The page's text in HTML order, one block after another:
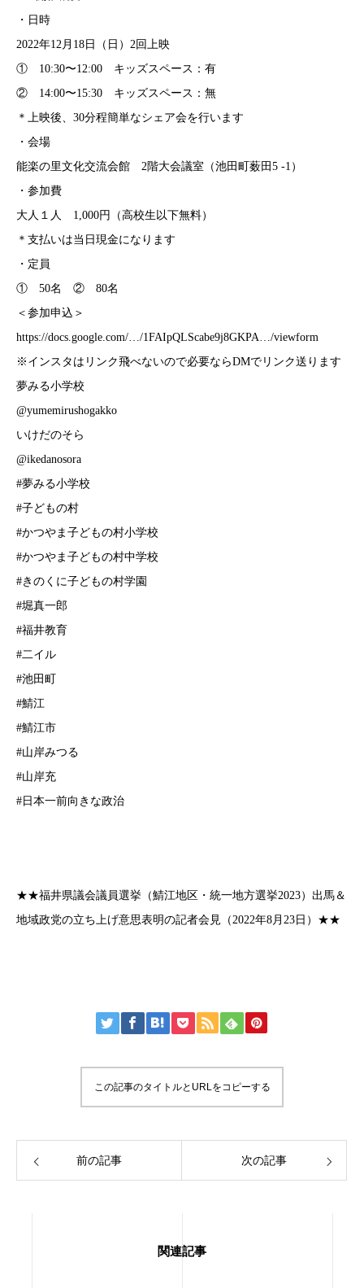
・日時
2022年12月18日（日）2回上映
① 10:30〜12:00 キッズスペース：有
② 14:00〜15:30 キッズスペース：無
＊上映後、30分程簡単なシェア会を行います
・会場
能楽の里文化交流会館 2階大会議室（池田町薮田5 -1）
・参加費
大人１人 1,000円（高校生以下無料）
＊支払いは当日現金になります
・定員
① 50名 ② 80名
＜参加申込＞
https://docs.google.com/…/1FAIpQLScabe9j8GKPA…/viewform
※インスタはリンク飛べないので必要ならDMでリンク送ります
夢みる小学校
@yumemirushogakko
いけだのそら
@ikedanosora
#夢みる小学校
#子どもの村
#かつやま子どもの村小学校
#かつやま子どもの村中学校
#きのくに子どもの村学園
#堀真一郎
#福井教育
#二イル
#池田町
#鯖江
#鯖江市
#山岸みつる
#山岸充
#日本一前向きな政治
★★福井県議会議員選挙（鯖江地区・統一地方選挙2023）出馬＆
地域政党の立ち上げ意思表明の記者会見（2022年8月23日）★★
この記事のタイトルとURLをコピーする
前の記事 次の記事
関連記事